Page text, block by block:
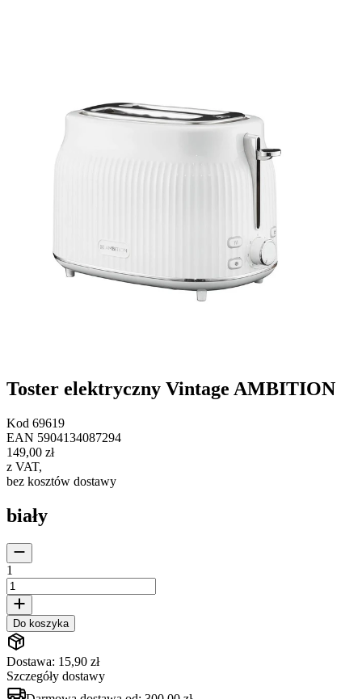
Toster elektryczny Vintage AMBITION
Kod 69619
EAN 5904134087294
149,00 zł
z VAT,
bez kosztów dostawy
biały
1
Do koszyka
Dostawa: 15,90 zł
Szczegóły dostawy